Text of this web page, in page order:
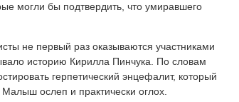
могли бы подтвердить, что умиравшего
не первый раз оказываются участниками
историю Кирилла Пинчука. По словам
герпетический энцефалит, который
ослеп и практически оглох.